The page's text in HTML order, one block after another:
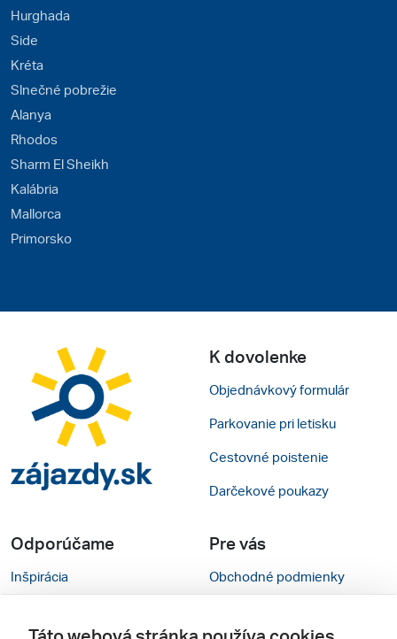
Hurghada
Side
Kréta
Slnečné pobrežie
Alanya
Rhodos
Sharm El Sheikh
Kalábria
Mallorca
Primorsko
K dovolenke
Objednávkový formulár
Parkovanie pri letisku
Cestovné poistenie
Darčekové poukazy
Odporúčame
Inšpirácia
Pre vás
Obchodné podmienky